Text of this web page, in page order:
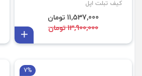
کیف تبلت اپل
11,537,000 تومان
13,900,000 تومان
7%